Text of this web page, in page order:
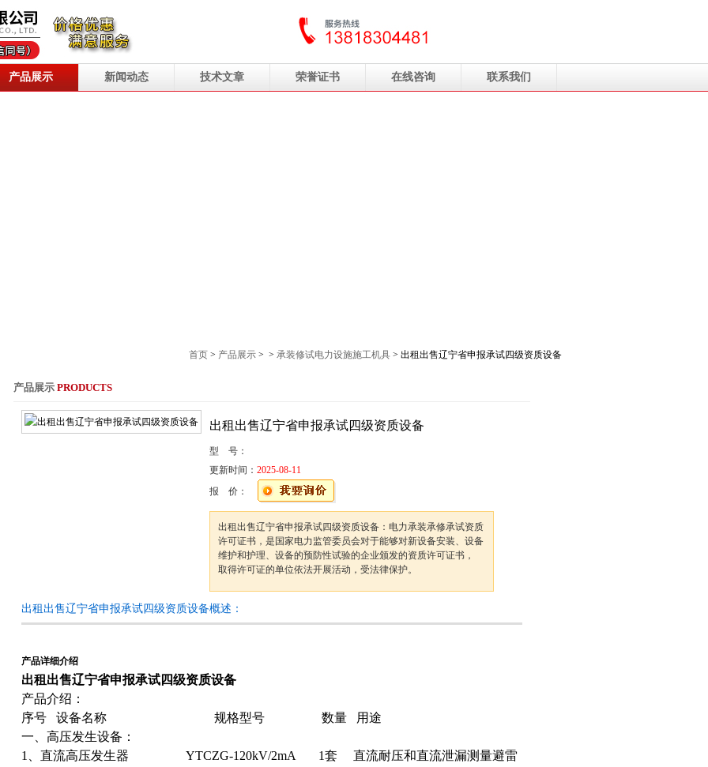
产品展示 新闻动态 技术文章 荣誉证书 在线咨询 联系我们
首页 > 产品展示 > > 承装修试电力设施施工机具 > 出租出售辽宁省申报承试四级资质设备
产品展示 PRODUCTS
出租出售辽宁省申报承试四级资质设备
型 号：
更新时间： 2025-08-11
报 价：
出租出售辽宁省申报承试四级资质设备：电力承装承修承试资质
许可证书，是国家电力监管委员会对于能够对新设备安装、设备
维护和护理、设备的预防性试验的企业颁发的资质许可证书，
取得许可证的单位依法开展活动，受法律保护。
出租出售辽宁省申报承试四级资质设备概述：
产品详细介绍
出租出售辽宁省申报承试四级资质设备
产品介绍：
序号 设备名称 规格型号 数量 用途
一、高压发生设备：
1、直流高压发生器 YTCZG-120kV/2mA 1套 直流耐压和直流泄漏测量避雷